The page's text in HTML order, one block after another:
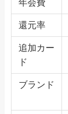
年会費
還元率
追加カー
ド
ブランド